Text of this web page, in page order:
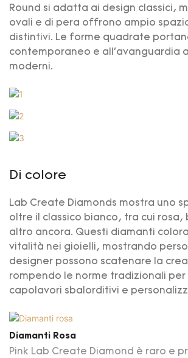
Round si adatta ai design classici,
ovali e di pera offrono ampio
distintivi. Le forme quadrate
contemporaneo e all'avanguardia
moderni.
Di colore
Lab Create Diamonds mostra uno
oltre il classico bianco, tra cui rosa,
altro ancora. Questi diamanti
vitalità nei gioielli, mostrando
designer possono scatenare la
rompendo le norme tradizionali per
capolavori sbalorditivi e
Diamanti Rosa
Pink Lab Create Diamond è raro e